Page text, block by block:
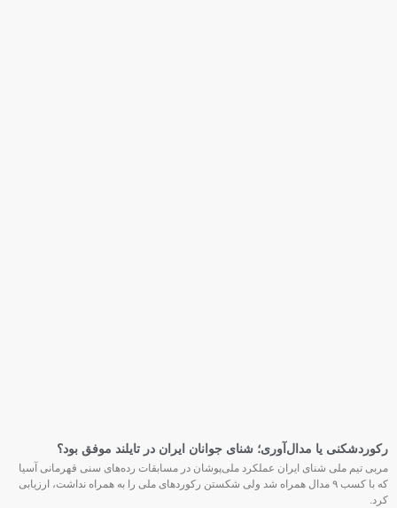
رکوردشکنی یا مدال‌آوری؛ شنای جوانان ایران در تایلند موفق بود؟
مربی تیم ملی شنای ایران عملکرد ملی‌پوشان در مسابقات رده‌های سنی قهرمانی آسیا
که با کسب ۹ مدال همراه شد ولی شکستن رکوردهای ملی را به همراه نداشت، ارزیابی
کرد.